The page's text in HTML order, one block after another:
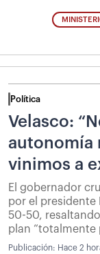
Política
Velasco:
autonomía
vinimos a
El gobernador
por el presidente
50-50,
plan “totalmente
Publicación: Hace 2